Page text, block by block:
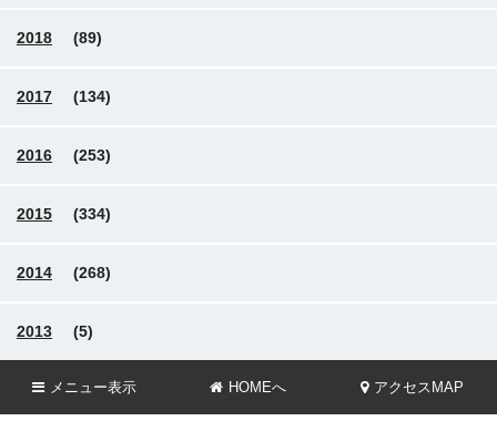
2018 (89)
2017 (134)
2016 (253)
2015 (334)
2014 (268)
2013 (5)
メニュー表示 HOMEへ アクセスMAP